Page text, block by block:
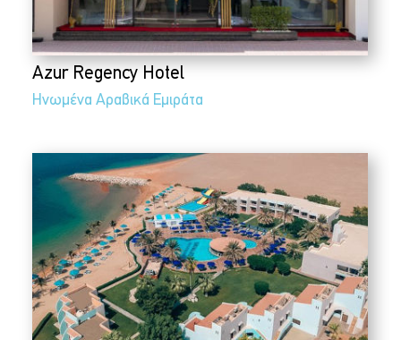
Azur Regency Hotel
Ηνωμένα Αραβικά Εμιράτα